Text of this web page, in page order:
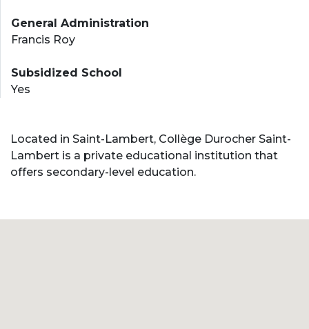
General Administration
Francis Roy
Subsidized School
Yes
Located in Saint-Lambert, Collège Durocher Saint-
Lambert is a private educational institution that
offers secondary-level education.